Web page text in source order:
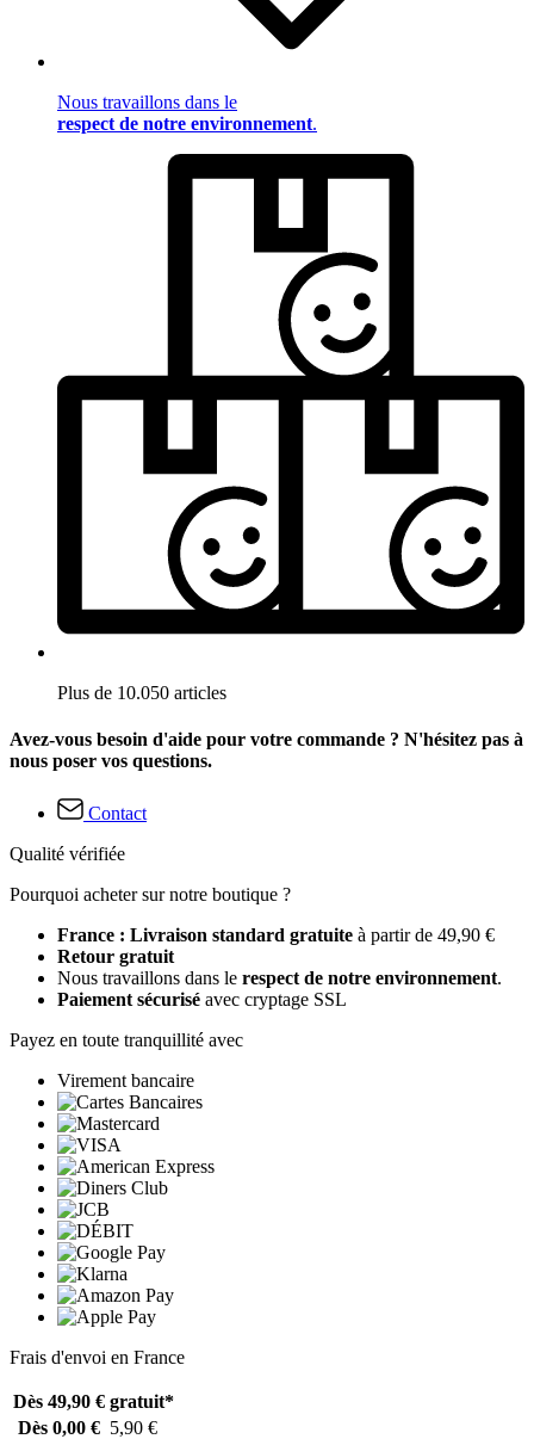
Nous travaillons dans le
respect de notre environnement.
Plus de 10.050 articles
Avez-vous besoin d'aide pour votre commande ? N'hésitez pas à
nous poser vos questions.
Contact
Qualité vérifiée
Pourquoi acheter sur notre boutique ?
France : Livraison standard gratuite à partir de 49,90 €
Retour gratuit
Nous travaillons dans le respect de notre environnement.
Paiement sécurisé avec cryptage SSL
Payez en toute tranquillité avec
Virement bancaire
Frais d'envoi en France
Dès 49,90 € gratuit*
Dès 0,00 € 5,90 €